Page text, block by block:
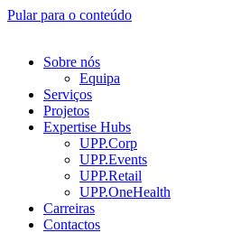
Pular para o conteúdo
Sobre nós
Equipa
Serviços
Projetos
Expertise Hubs
UPP.Corp
UPP.Events
UPP.Retail
UPP.OneHealth
Carreiras
Contactos